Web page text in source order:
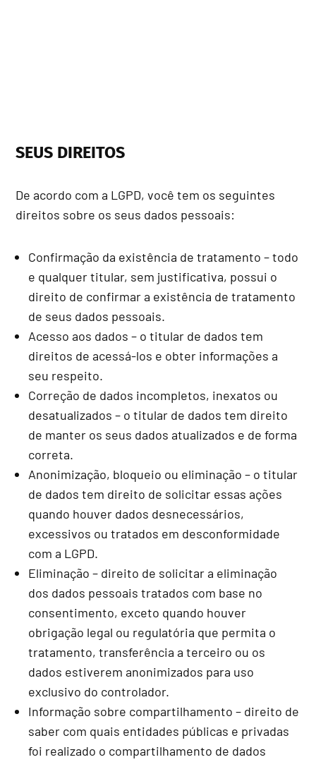
SEUS DIREITOS
De acordo com a LGPD, você tem os seguintes
direitos sobre os seus dados pessoais:
Confirmação da existência de tratamento – todo
e qualquer titular, sem justificativa, possui o
direito de confirmar a existência de tratamento
de seus dados pessoais.
Acesso aos dados – o titular de dados tem
direitos de acessá-los e obter informações a
seu respeito.
Correção de dados incompletos, inexatos ou
desatualizados – o titular de dados tem direito
de manter os seus dados atualizados e de forma
correta.
Anonimização, bloqueio ou eliminação – o titular
de dados tem direito de solicitar essas ações
quando houver dados desnecessários,
excessivos ou tratados em desconformidade
com a LGPD.
Eliminação – direito de solicitar a eliminação
dos dados pessoais tratados com base no
consentimento, exceto quando houver
obrigação legal ou regulatória que permita o
tratamento, transferência a terceiro ou os
dados estiverem anonimizados para uso
exclusivo do controlador.
Informação sobre compartilhamento – direito de
saber com quais entidades públicas e privadas
foi realizado o compartilhamento de dados